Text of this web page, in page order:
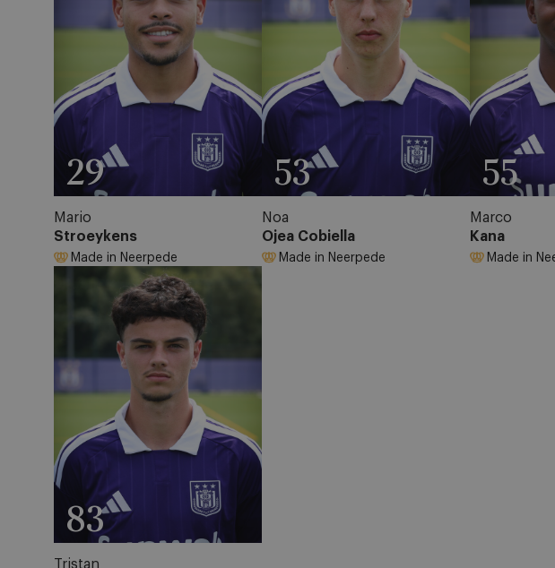
29
Mario
Stroeykens
Made in Neerpede
53
Noa
Ojea Cobiella
Made in Neerpede
55
Marco
Kana
Made in
83
Tristan